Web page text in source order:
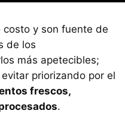
y son fuente de
de los
más apetecibles;
priorizando por el
frescos,
.